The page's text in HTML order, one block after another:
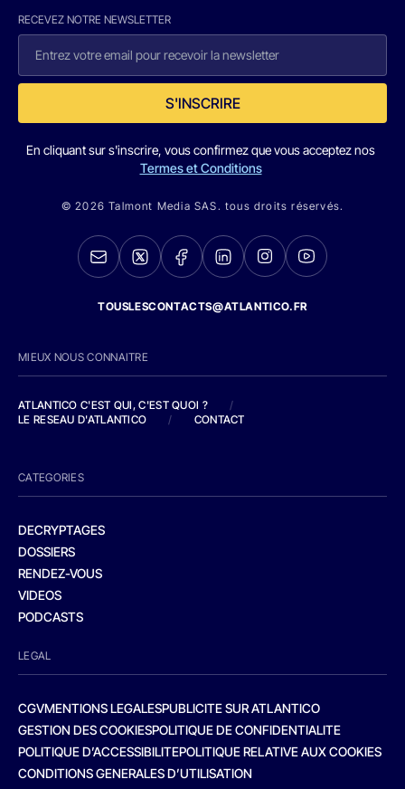
RECEVEZ NOTRE NEWSLETTER
S'INSCRIRE
En cliquant sur s'inscrire, vous confirmez que vous acceptez nos
Termes et Conditions
© 2026 Talmont Media SAS. tous droits réservés.
TOUSLESCONTACTS@ATLANTICO.FR
MIEUX NOUS CONNAITRE
ATLANTICO C'EST QUI, C'EST QUOI ?
/
LE RESEAU D'ATLANTICO
/ CONTACT
CATEGORIES
DECRYPTAGES
DOSSIERS
RENDEZ-VOUS
VIDEOS
PODCASTS
LEGAL
CGVMENTIONS LEGALESPUBLICITE SUR ATLANTICO
GESTION DES COOKIESPOLITIQUE DE CONFIDENTIALITE
POLITIQUE D’ACCESSIBILITEPOLITIQUE RELATIVE AUX COOKIES
CONDITIONS GENERALES D’UTILISATION